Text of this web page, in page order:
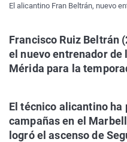
El alicantino Fran Beltrán, nuevo
Francisco Ruiz Beltrán
el nuevo entrenador de
Mérida para la
El técnico alicantino ha
campañas en el
logró el ascenso de